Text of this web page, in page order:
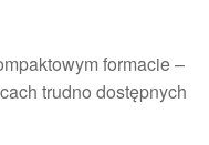
formacie –
trudno dostępnych